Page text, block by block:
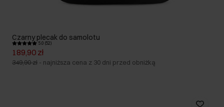
Czarny plecak do samolotu
5.0 (52)
189,90 zł
349,90 zł - najniższa cena z 30 dni przed obniżką